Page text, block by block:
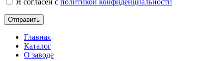
Я согласен с политикой конфиденциальности
Отправить
Главная
Каталог
О заводе